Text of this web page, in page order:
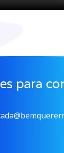
para